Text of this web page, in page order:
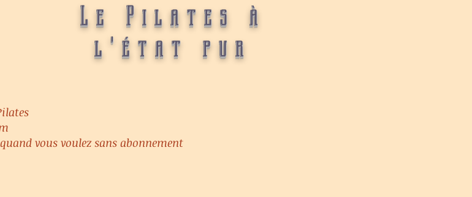
Le Pilates à
l'état pur
vous voulez sans abonnement